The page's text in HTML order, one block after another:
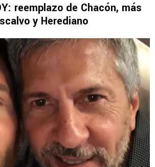
reemplazo de Chacón, más
y Herediano